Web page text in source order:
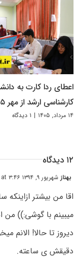
اعطای ردا کارت به
کارشناسی ارشد از مهر ۱۴۰۵
۱۴ مرداد, ۱۴۰۵ | ۱ دیدگاه
۱۲ دیدگاه
بهنازشهریور ۹, ۱۳۹۴ at ۳:۴۶ ب٫ظ
اقا من بیشتر
میبینم با گوشی:)) من
دیروز تا حالا! الانم
دقیقش ی ساعته.